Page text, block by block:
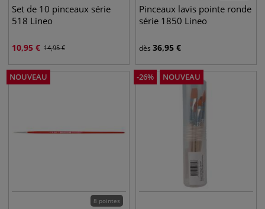
Set de 10 pinceaux série
518 Lineo
10,95 € 14,95€
Pinceaux lavis pointe ronde
série 1850 Lineo
dès 36,95 €
NOUVEAU
8 pointes
-26% NOUVEAU